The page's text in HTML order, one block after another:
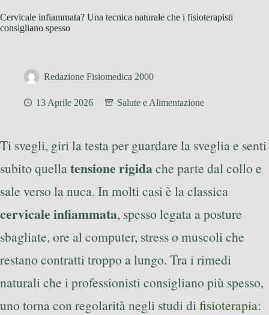
Cervicale infiammata? Una tecnica naturale che i fisioterapisti
consigliano spesso
Redazione Fisiomedica 2000
13 Aprile 2026 Salute e Alimentazione
Ti svegli, giri la testa per guardare la sveglia e senti
subito quellatensione rigidache parte dal collo e
sale verso la nuca. In molti casi è la classica
cervicale infiammata, spesso legata a posture
sbagliate, ore al computer, stress o muscoli che
restano contratti troppo a lungo. Tra i rimedi
naturali che i professionisti consigliano più spesso,
uno torna con regolarità negli studi difisioterapia: